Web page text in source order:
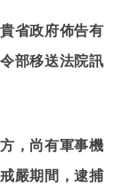
省政府佈告有
部移送法院訊
，尚有軍事機
嚴期間，逮捕